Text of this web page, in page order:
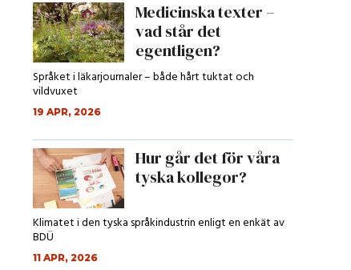
Medicinska texter –
vad står det
egentligen?
Språket i läkarjournaler – både hårt tuktat och
vildvuxet
19 APR, 2026
Hur går det för våra
tyska kollegor?
Klimatet i den tyska språkindustrin enligt en enkät av
BDÜ
11 APR, 2026